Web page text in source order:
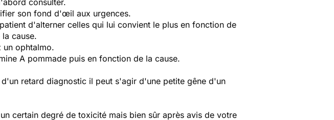
consulter.
son fond d'œil aux urgences.
d'alterner celles qui lui convient le plus en fonction de
cause.
un ophtalmo.
A pommade puis en fonction de la cause.
retard diagnostic il peut s'agir d'une petite gêne d'un
certain degré de toxicité mais bien sûr après avis de votre